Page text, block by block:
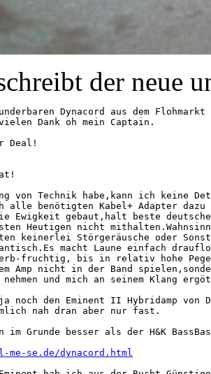
der neue
Dynacord aus dem Flohmarkt
Dank oh mein Captain.
Deal!
von Technik habe,kann ich keine
alle benötigten Kabel+ Adapter dazu
Ewigkeit gebaut,halt beste
Heutigen nicht
keinerlei Störgeräusche oder
macht Laune einfach
fruchtig, bis in relativ hohe
Amp nicht in der Band
und mich an seinem Klang
noch den Eminent II Hybridamp von
nah dran aber nur fast.
im Grunde besser als der H&K
me-se.de/dynacord.html